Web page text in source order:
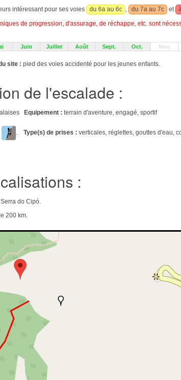
intéressant pour ses voies du 6a au 6c , du 7a au 7c et
de progression, d'assurage, de réchappe, etc. sont
Juin Juillet Août Sept. Oct. Nov.
site : pied des voies accidenté pour les jeunes enfants.
de l'escalade :
Equipement : terrain d'aventure, engagé, sportif
. Type(s) de prises : verticales, réglettes, gouttes d'eau,
:
do Cipó.
200 km.